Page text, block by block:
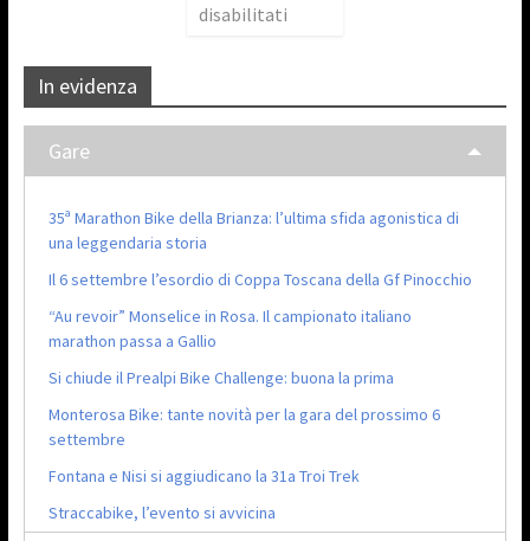
disabilitati
In evidenza
Gare
35ª Marathon Bike della Brianza: l’ultima sfida agonistica di
una leggendaria storia
Il 6 settembre l’esordio di Coppa Toscana della Gf Pinocchio
“Au revoir” Monselice in Rosa. Il campionato italiano
marathon passa a Gallio
Si chiude il Prealpi Bike Challenge: buona la prima
Monterosa Bike: tante novità per la gara del prossimo 6
settembre
Fontana e Nisi si aggiudicano la 31a Troi Trek
Straccabike, l’evento si avvicina